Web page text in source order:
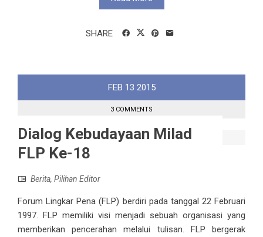
SHARE
FEB 13 2015
3 COMMENTS
Dialog Kebudayaan Milad
FLP Ke-18
Berita, Pilihan Editor
Forum Lingkar Pena (FLP) berdiri pada tanggal 22 Februari
1997. FLP memiliki visi menjadi sebuah organisasi yang
memberikan pencerahan melalui tulisan. FLP bergerak